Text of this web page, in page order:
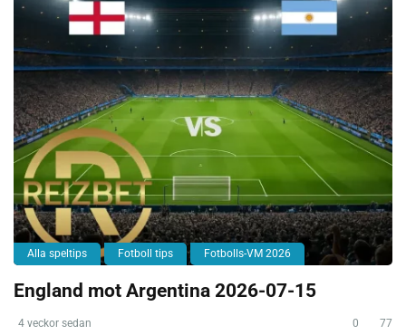
Alla speltips Fotboll tips Fotbolls-VM 2026
England mot Argentina 2026-07-15
4 veckor sedan 0 77